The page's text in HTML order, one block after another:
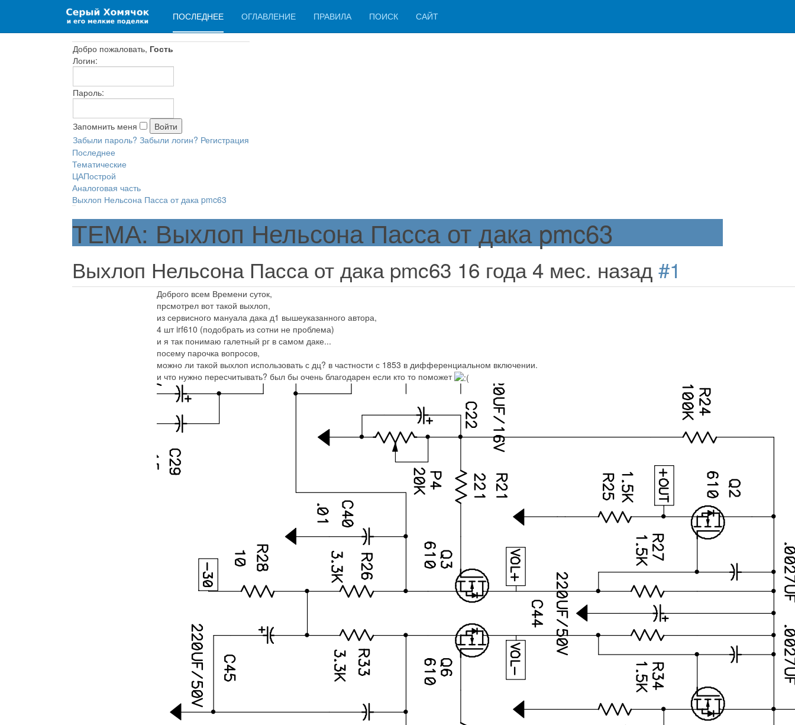
ПОСЛЕДНЕЕ ОГЛАВЛЕНИЕ ПРАВИЛА ПОИСК САЙТ
Добро пожаловать, Гость
Логин:
Пароль:
Запомнить меня
Забыли пароль? Забыли логин? Регистрация
Последнее
Тематические
ЦАПострой
Аналоговая часть
Выхлоп Нельсона Пасса от дака pmc63
ТЕМА: Выхлоп Нельсона Пасса от дака pmc63
Выхлоп Нельсона Пасса от дака pmc63 16 года 4 мес. назад #1
Доброго всем Времени суток,
прсмотрел вот такой выхлоп,
из сервисного мануала дака д1 вышеуказанного автора,
4 шт irf610 (подобрать из сотни не проблема)
и я так понимаю галетный рг в самом даке...
посему парочка вопросов,
можно ли такой выхлоп использовать с дц? в частности с 1853 в дифференциальном включении.
и что нужно пересчитывать? был бы очень благодарен если кто то поможет